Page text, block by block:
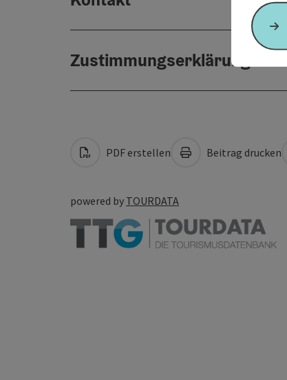
Zustimmungserklärung
PDF erstellen Beitrag drucken
powered by TOURDATA